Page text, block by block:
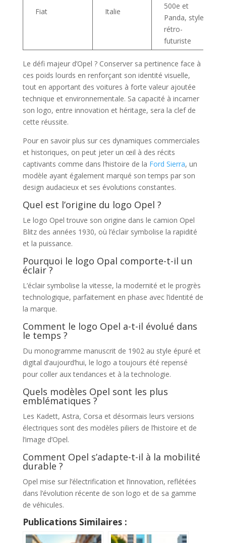
Fiat Italie
500e et
Panda, style
rétro-
futuriste
Le défi majeur d’Opel ? Conserver sa pertinence face à
ces poids lourds en renforçant son identité visuelle,
tout en apportant des voitures à forte valeur ajoutée
technique et environnementale. Sa capacité à incarner
son logo, entre innovation et héritage, sera la clef de
cette réussite.
Pour en savoir plus sur ces dynamiques commerciales
et historiques, on peut jeter un œil à des récits
captivants comme dans l’histoire de la Ford Sierra, un
modèle ayant également marqué son temps par son
design audacieux et ses évolutions constantes.
Quel est l’origine du logo Opel ?
Le logo Opel trouve son origine dans le camion Opel
Blitz des années 1930, où l’éclair symbolise la rapidité
et la puissance.
Pourquoi le logo Opal comporte-t-il un
éclair ?
L’éclair symbolise la vitesse, la modernité et le progrès
technologique, parfaitement en phase avec l’identité de
la marque.
Comment le logo Opel a-t-il évolué dans
le temps ?
Du monogramme manuscrit de 1902 au style épuré et
digital d’aujourd’hui, le logo a toujours été repensé
pour coller aux tendances et à la technologie.
Quels modèles Opel sont les plus
emblématiques ?
Les Kadett, Astra, Corsa et désormais leurs versions
électriques sont des modèles piliers de l’histoire et de
l’image d’Opel.
Comment Opel s’adapte-t-il à la mobilité
durable ?
Opel mise sur l’électrification et l’innovation, reflétées
dans l’évolution récente de son logo et de sa gamme
de véhicules.
Publications Similaires :